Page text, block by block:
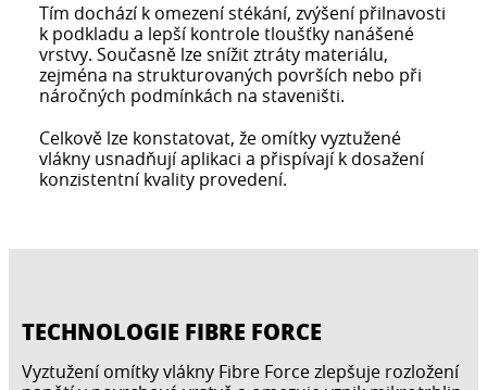
Tím dochází k omezení stékání, zvýšení přilnavosti
k podkladu a lepší kontrole tloušťky nanášené
vrstvy. Současně lze snížit ztráty materiálu,
zejména na strukturovaných površích nebo při
náročných podmínkách na staveništi.
Celkově lze konstatovat, že omítky vyztužené
vlákny usnadňují aplikaci a přispívají k dosažení
konzistentní kvality provedení.
TECHNOLOGIE FIBRE FORCE
Vyztužení omítky vlákny Fibre Force zlepšuje rozložení